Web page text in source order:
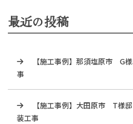
最近の投稿
【施工事例】那須塩原市 G
事
【施工事例】大田原市 T様
装工事